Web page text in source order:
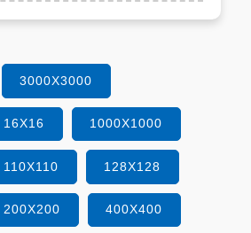
3000X3000
16X16 1000X1000
110X110 128X128
200X200 400X400